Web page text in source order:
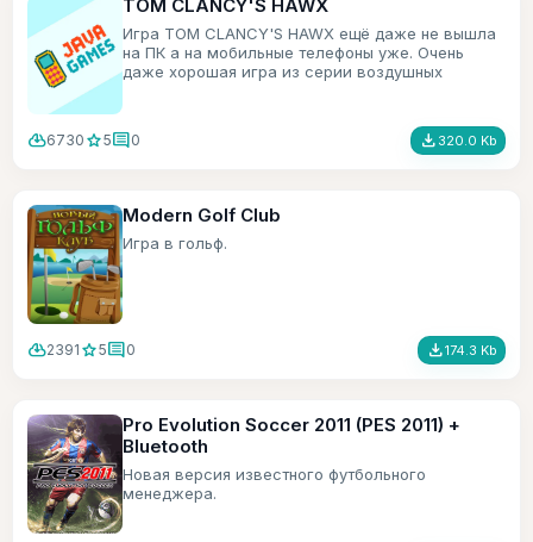
TOM CLANCY'S HAWX
Игра TOM CLANCY'S HAWX ещё даже не вышла
на ПК а на мобильные телефоны уже. Очень
даже хорошая игра из серии воздушных
cloud_download6730 star5comment0 file_download 320.0 Kb
Modern Golf Club
Игра в гольф.
cloud_download2391 star5comment0 file_download174.3 Kb
Pro Evolution Soccer 2011 (PES 2011) +
Bluetooth
Новая версия известного футбольного
менеджера.